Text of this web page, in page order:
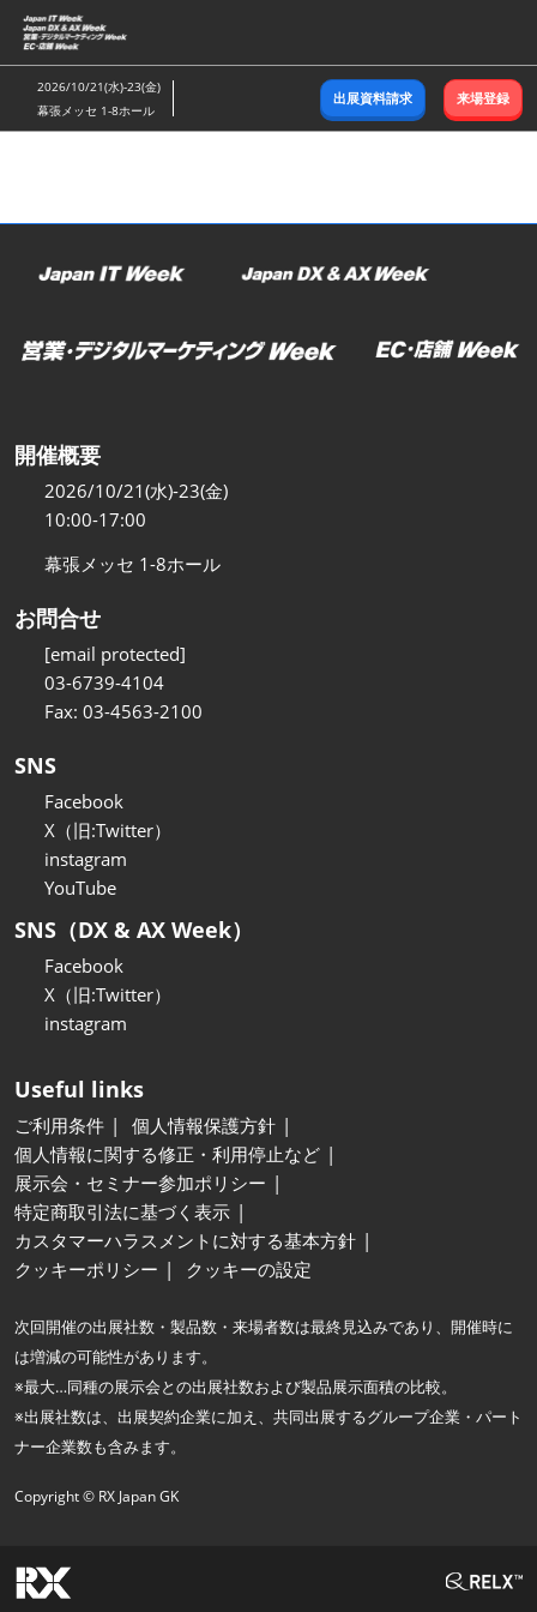
ス
キ
ッ
し
む
2026/10/21(水)-23(金)
幕張メッセ 1-8ホール
出展資料請求 来場登録
開催概要
2026/10/21(水)-23(金)
10:00-17:00
幕張メッセ 1-8ホール
お問合せ
[email protected]
03-6739-4104
Fax: 03-4563-2100
SNS
Facebook
X（旧:Twitter）
instagram
YouTube
SNS（DX & AX Week）
Facebook
X（旧:Twitter）
instagram
Useful links
ご利用条件
個人情報保護方針
個人情報に関する修正・利用停止など
展示会・セミナー参加ポリシー
特定商取引法に基づく表示
カスタマーハラスメントに対する基本方針
クッキーポリシー
クッキーの設定
次回開催の出展社数・製品数・来場者数は最終見込みであり、開催時に
は増減の可能性があります。
※最大…同種の展示会との出展社数および製品展示面積の比較。
※出展社数は、出展契約企業に加え、共同出展するグループ企業・パート
ナー企業数も含みます。
Copyright © RX Japan GK